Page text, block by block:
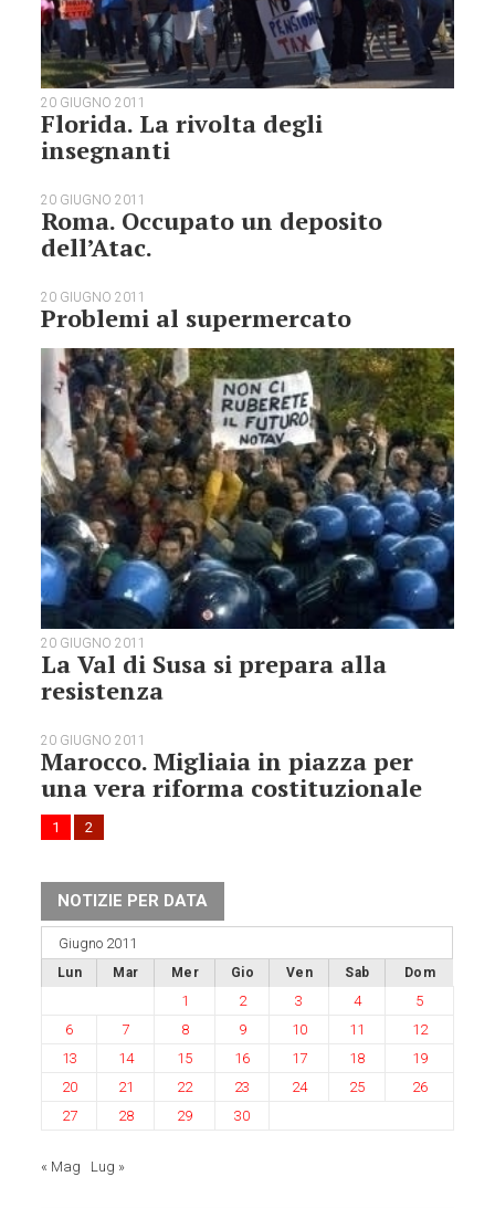
20 GIUGNO 2011
Florida. La rivolta degli
insegnanti
20 GIUGNO 2011
Roma. Occupato un deposito
dell’Atac.
20 GIUGNO 2011
Problemi al supermercato
20 GIUGNO 2011
La Val di Susa si prepara alla
resistenza
20 GIUGNO 2011
Marocco. Migliaia in piazza per
una vera riforma costituzionale
1 2
NOTIZIE PER DATA
Giugno 2011
Lun Mar Mer Gio Ven Sab Dom
1 2 3 4
5
6
7 8 9 10 11
12
13
14 15 16 17 18
19
20
21 22 23 24 25
26
27
28 29 30
« Mag Lug »